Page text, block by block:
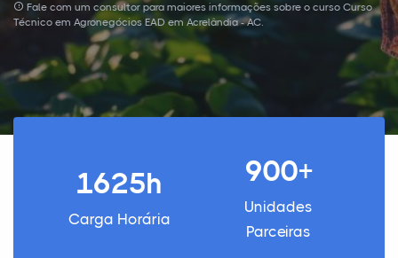
Fale com um consultor para maiores informações sobre o curso Curso
Técnico em Agronegócios EAD em Acrelândia - AC.
1625h
Carga Horária
900+
Unidades
Parceiras